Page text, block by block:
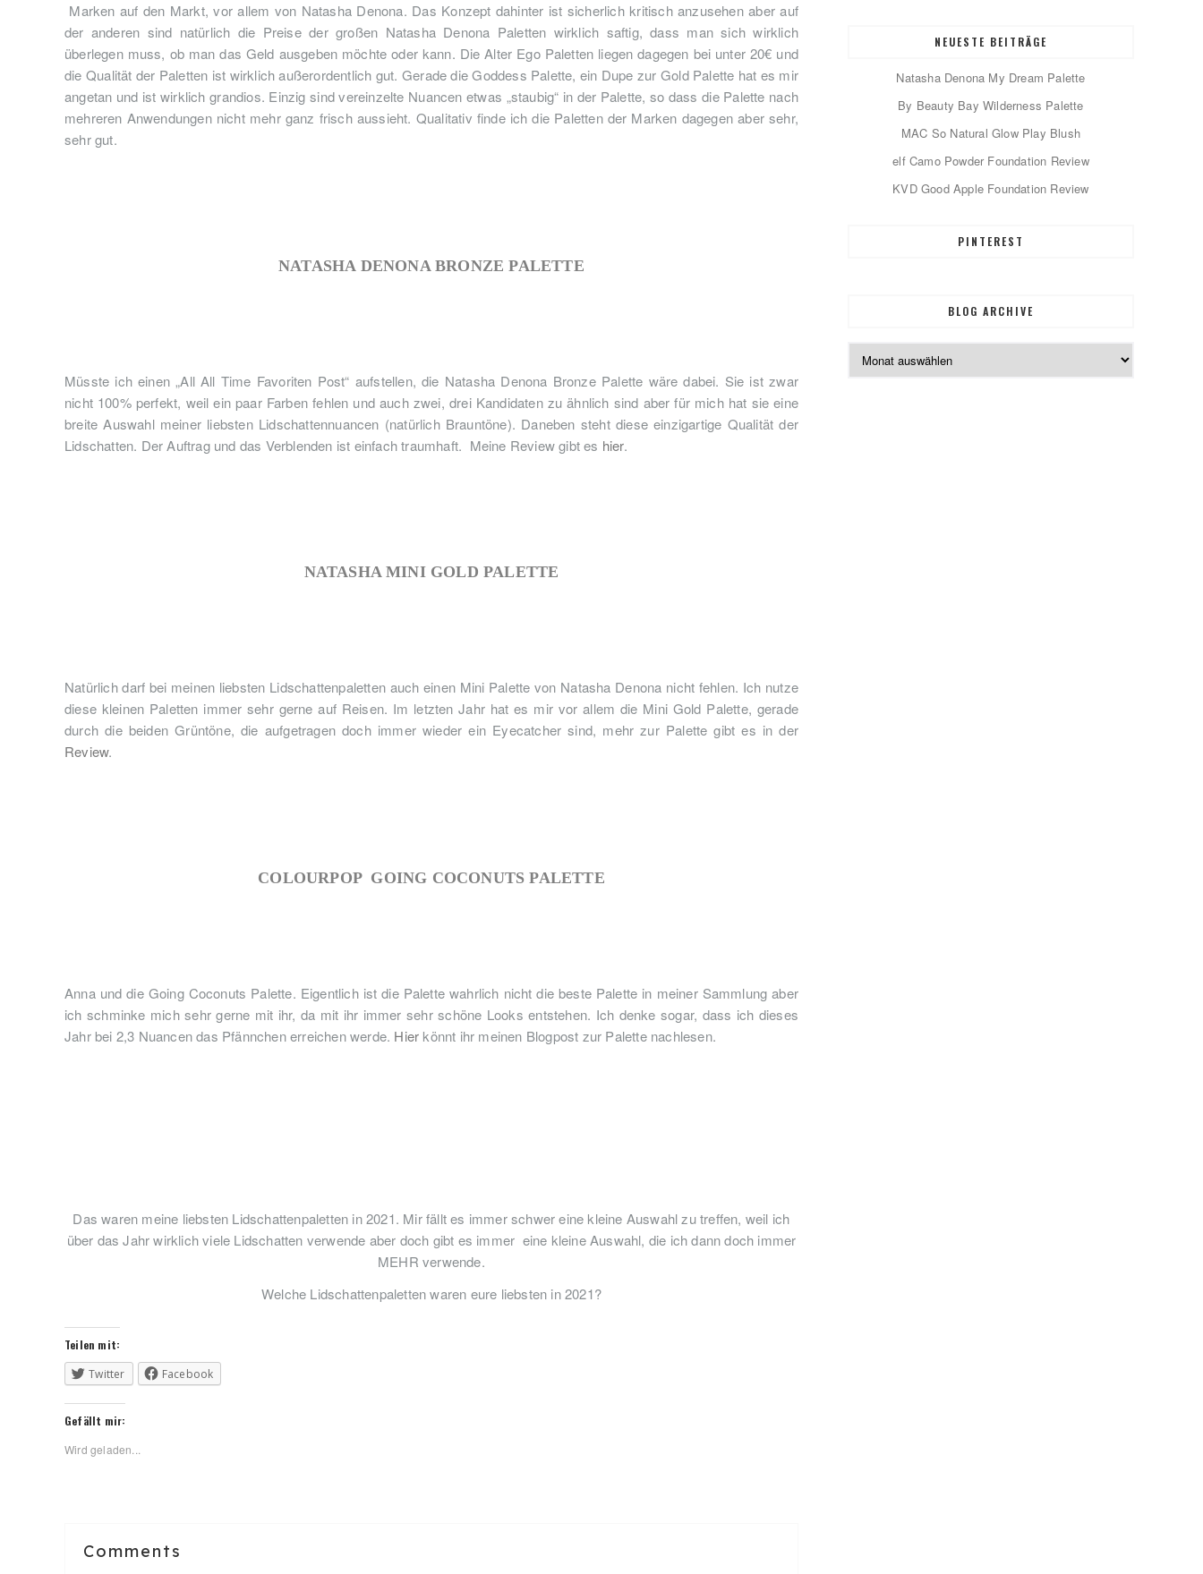
Marken auf den Markt, vor allem von Natasha Denona. Das Konzept dahinter ist sicherlich kritisch anzusehen aber auf
der anderen sind natürlich die Preise der großen Natasha Denona Paletten wirklich saftig, dass man sich wirklich
überlegen muss, ob man das Geld ausgeben möchte oder kann. Die Alter Ego Paletten liegen dagegen bei unter 20€ und
die Qualität der Paletten ist wirklich außerordentlich gut. Gerade die Goddess Palette, ein Dupe zur Gold Palette hat es mir
angetan und ist wirklich grandios. Einzig sind vereinzelte Nuancen etwas „staubig“ in der Palette, so dass die Palette nach
mehreren Anwendungen nicht mehr ganz frisch aussieht. Qualitativ finde ich die Paletten der Marken dagegen aber sehr,
sehr gut.
NATASHA DENONA BRONZE PALETTE
Müsste ich einen „All All Time Favoriten Post“ aufstellen, die Natasha Denona Bronze Palette wäre dabei. Sie ist zwar
nicht 100% perfekt, weil ein paar Farben fehlen und auch zwei, drei Kandidaten zu ähnlich sind aber für mich hat sie eine
breite Auswahl meiner liebsten Lidschattennuancen (natürlich Brauntöne). Daneben steht diese einzigartige Qualität der
Lidschatten. Der Auftrag und das Verblenden ist einfach traumhaft. Meine Review gibt es hier.
NATASHA MINI GOLD PALETTE
Natürlich darf bei meinen liebsten Lidschattenpaletten auch einen Mini Palette von Natasha Denona nicht fehlen. Ich nutze
diese kleinen Paletten immer sehr gerne auf Reisen. Im letzten Jahr hat es mir vor allem die Mini Gold Palette, gerade
durch die beiden Grüntöne, die aufgetragen doch immer wieder ein Eyecatcher sind, mehr zur Palette gibt es in der
Review.
COLOURPOP GOING COCONUTS PALETTE
Anna und die Going Coconuts Palette. Eigentlich ist die Palette wahrlich nicht die beste Palette in meiner Sammlung aber
ich schminke mich sehr gerne mit ihr, da mit ihr immer sehr schöne Looks entstehen. Ich denke sogar, dass ich dieses
Jahr bei 2,3 Nuancen das Pfännchen erreichen werde. Hier könnt ihr meinen Blogpost zur Palette nachlesen.
Das waren meine liebsten Lidschattenpaletten in 2021. Mir fällt es immer schwer eine kleine Auswahl zu treffen, weil ich
über das Jahr wirklich viele Lidschatten verwende aber doch gibt es immer eine kleine Auswahl, die ich dann doch immer
MEHR verwende.
Welche Lidschattenpaletten waren eure liebsten in 2021?
Teilen mit:
Twitter
Facebook
Gefällt mir:
Wird geladen...
Reader
Interactions
Comments
NEUESTE BEITRÄGE
Natasha Denona My Dream Palette
By Beauty Bay Wilderness Palette
MAC So Natural Glow Play Blush
elf Camo Powder Foundation Review
KVD Good Apple Foundation Review
PINTEREST
BLOG ARCHIVE
Blog
Archive